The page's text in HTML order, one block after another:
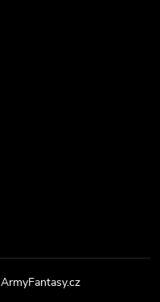
ArmyFantasy.cz